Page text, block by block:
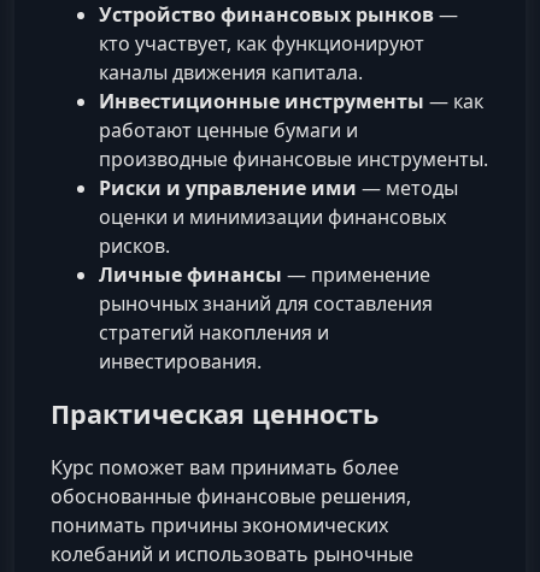
Устройство финансовых рынков—
кто участвует, как функционируют
каналы движения капитала.
Инвестиционные инструменты — как
работают ценные бумаги и
производные финансовые инструменты.
Риски и управление ими — методы
оценки и минимизации финансовых
рисков.
Личные финансы — применение
рыночных знаний для составления
стратегий накопления и
инвестирования.
Практическая ценность
Курс поможет вам принимать более
обоснованные финансовые решения,
понимать причины экономических
колебаний и использовать рыночные